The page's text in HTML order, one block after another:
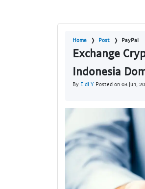
Home Post PayPal
Exchange
Indonesia
By Eldi Y Posted on 03 Jun,